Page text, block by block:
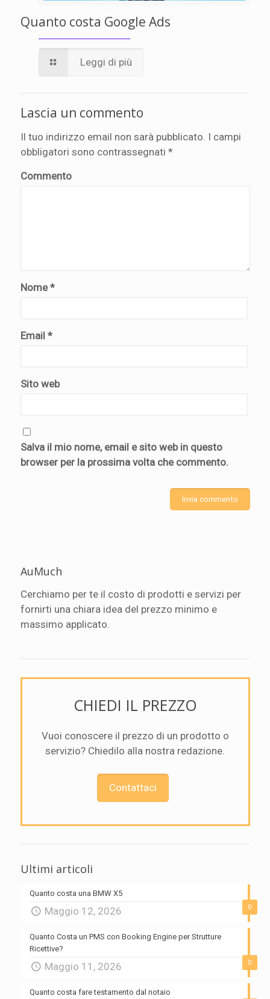
Quanto costa Google Ads
Leggi di più
Lascia un commento
Il tuo indirizzo email non sarà pubblicato. I campi
obbligatori sono contrassegnati *
Commento
Nome*
Email *
Sito web
Salva il mio nome, email e sito web in questo
browser per la prossima volta che commento.
AuMuch
Cerchiamo per te il costo di prodotti e servizi per
fornirti una chiara idea del prezzo minimo e
massimo applicato.
CHIEDI IL PREZZO
Vuoi conoscere il prezzo di un prodotto o
servizio? Chiedilo alla nostra redazione.
Contattaci
Ultimi articoli
0
Quanto costa una BMW X5
Maggio 12, 2026
0
Quanto Costa un PMS con Booking Engine per Strutture
Ricettive?
Maggio 11, 2026
Quanto costa fare testamento dal notaio